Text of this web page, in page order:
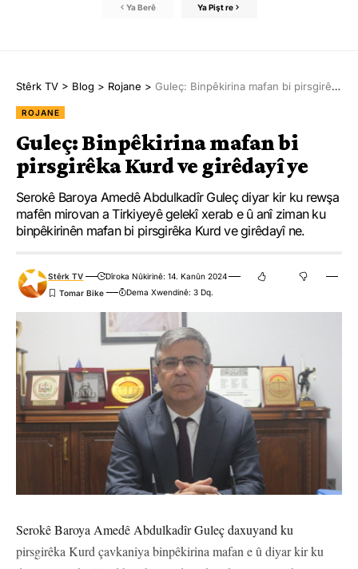
Ya Berê Ya Pişt re
Stêrk TV > Blog > Rojane > Guleç: Binpêkirina mafan bi pirsgirêka Kurd ve girêdayî ye
ROJANE
Guleç: Binpêkirina mafan bi
pirsgirêka Kurd ve girêdayî ye
Serokê Baroya Amedê Abdulkadîr Guleç diyar kir ku rewşa
mafên mirovan a Tirkiyeyê gelekî xerab e û anî ziman ku
binpêkirinên mafan bi pirsgirêka Kurd ve girêdayî ne.
Stêrk TV
Dîroka Nûkirinê: 14. Kanûn 2024
Dema Xwendinê: 3 Dq.
Serokê Baroya Amedê Abdulkadîr Guleç daxuyand ku
pirsgirêka Kurd çavkaniya binpêkirina mafan e û diyar kir ku